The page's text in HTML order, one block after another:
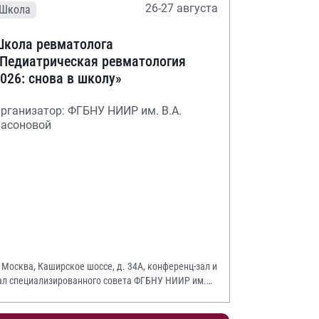
Школа 26-27 августа
ревматолога
ревматология
снова в школу»
ФГБНУ НИИР им. В.А.
Москва, Каширское шоссе, д. 34А, конференц-зал и
специализированного совета ФГБНУ НИИР им.